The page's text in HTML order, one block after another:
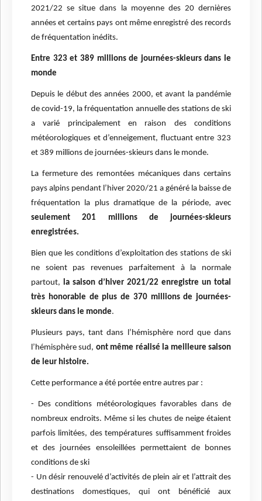
2021/22 se situe dans la moyenne des 20 dernières
années et certains pays ont même enregistré des records
de fréquentation inédits.
Entre 323 et 389 millions de journées-skieurs dans le
monde
Depuis le début des années 2000, et avant la pandémie
de covid-19, la fréquentation annuelle des stations de ski
a varié principalement en raison des conditions
météorologiques et d’enneigement, fluctuant entre 323
et 389 millions de journées-skieurs dans le monde.
La fermeture des remontées mécaniques dans certains
pays alpins pendant l’hiver 2020/21 a généré la baisse de
fréquentation la plus dramatique de la période, avec
seulement 201 millions de journées-skieurs
enregistrées.
Bien que les conditions d’exploitation des stations de ski
ne soient pas revenues parfaitement à la normale
partout,
la saison d’hiver 2021/22 enregistre un total
très honorable de plus de 370 millions de journées-
skieurs dans le monde.
Plusieurs pays, tant dans l’hémisphère nord que dans
l’hémisphère sud, ont même réalisé la meilleure saison
de leur histoire.
Cette performance a été portée entre autres par :
- Des conditions météorologiques favorables dans de
nombreux endroits. Même si les chutes de neige étaient
parfois limitées, des températures suffisamment froides
et des journées ensoleillées permettaient de bonnes
conditions de ski
- Un désir renouvelé d’activités de plein air et l’attrait des
destinations domestiques, qui ont bénéficié aux